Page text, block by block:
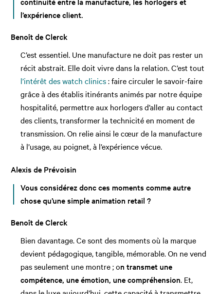
l’expérience client.
Benoît de Clerck
C’est essentiel. Une manufacture ne doit pas rester un
l’intérêt des watch clinics: faire circuler le savoir-faire
grâce à des établis itinérants animés par notre équipe
hospitalité, permettre aux horlogers d’aller au contact
des clients, transformer la technicité en moment de
transmission. On relie ainsi le cœur de la manufacture
à l’usage, au poignet, à l’expérience vécue.
Alexis de Prévoisin
Vous considérez donc ces moments comme autre
chose qu’une simple animation retail ?
Benoît de Clerck
Bien davantage. Ce sont des moments où la marque
devient pédagogique, tangible, mémorable. On ne vend
pas seulement une montre ; on transmet une
compétence, une émotion, une compréhension. Et,